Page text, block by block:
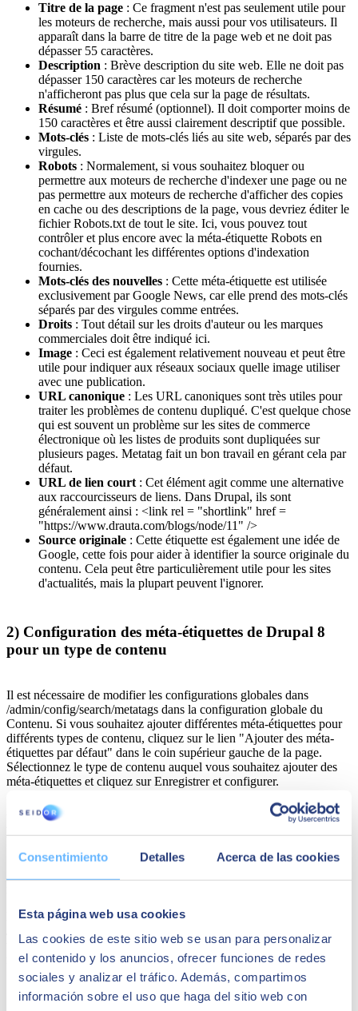
Consentimiento Detalles Acerca de las cookies
Esta página web usa cookies
Las cookies de este sitio web se usan para personalizar
el contenido y los anuncios, ofrecer funciones de redes
sociales y analizar el tráfico. Además, compartimos
información sobre el uso que haga del sitio web con
Titre de la page : Ce fragment n'est pas seulement utile pour
les moteurs de recherche, mais aussi pour vos utilisateurs. Il
apparaît dans la barre de titre de la page web et ne doit pas
dépasser 55 caractères.
Description : Brève description du site web. Elle ne doit pas
dépasser 150 caractères car les moteurs de recherche
n'afficheront pas plus que cela sur la page de résultats.
Résumé : Bref résumé (optionnel). Il doit comporter moins de
150 caractères et être aussi clairement descriptif que possible.
Mots-clés : Liste de mots-clés liés au site web, séparés par des
virgules.
Robots : Normalement, si vous souhaitez bloquer ou
permettre aux moteurs de recherche d'indexer une page ou ne
pas permettre aux moteurs de recherche d'afficher des copies
en cache ou des descriptions de la page, vous devriez éditer le
fichier Robots.txt de tout le site. Ici, vous pouvez tout
contrôler et plus encore avec la méta-étiquette Robots en
cochant/décochant les différentes options d'indexation
fournies.
Mots-clés des nouvelles : Cette méta-étiquette est utilisée
exclusivement par Google News, car elle prend des mots-clés
séparés par des virgules comme entrées.
Droits : Tout détail sur les droits d'auteur ou les marques
commerciales doit être indiqué ici.
Image : Ceci est également relativement nouveau et peut être
utile pour indiquer aux réseaux sociaux quelle image utiliser
avec une publication.
URL canonique : Les URL canoniques sont très utiles pour
traiter les problèmes de contenu dupliqué. C'est quelque chose
qui est souvent un problème sur les sites de commerce
électronique où les listes de produits sont dupliquées sur
plusieurs pages. Metatag fait un bon travail en gérant cela par
défaut.
URL de lien court : Cet élément agit comme une alternative
aux raccourcisseurs de liens. Dans Drupal, ils sont
généralement ainsi : <link rel = "shortlink" href =
"https://www.drauta.com/blogs/node/11" />
Source originale : Cette étiquette est également une idée de
Google, cette fois pour aider à identifier la source originale du
contenu. Cela peut être particulièrement utile pour les sites
d'actualités, mais la plupart peuvent l'ignorer.
2) Configuration des méta-étiquettes de Drupal 8
pour un type de contenu
Il est nécessaire de modifier les configurations globales dans
/admin/config/search/metatags dans la configuration globale du
Contenu. Si vous souhaitez ajouter différentes méta-étiquettes pour
différents types de contenu, cliquez sur le lien "Ajouter des méta-
étiquettes par défaut" dans le coin supérieur gauche de la page.
Sélectionnez le type de contenu auquel vous souhaitez ajouter des
méta-étiquettes et cliquez sur Enregistrer et configurer.
3) Configurer les méta-tags de Drupal 8 pour les
Modifiez les configurations globales dans
vue, accédez à l'écran d'édition des vues et cliquez sur le lien des
méta-étiquettes.